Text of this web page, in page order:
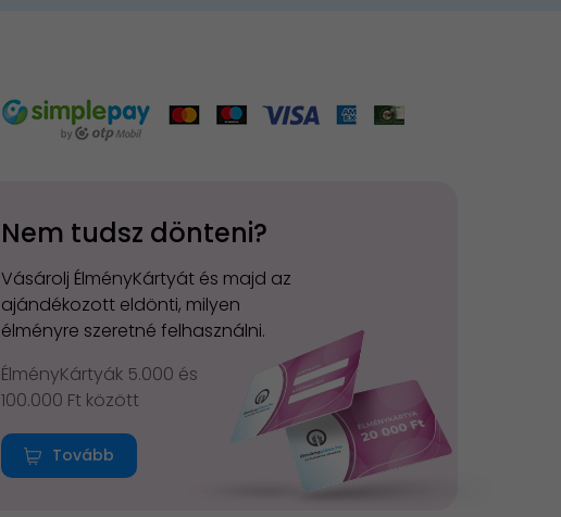
Nem tudsz dönteni?
Vásárolj ÉlményKártyát és majd az
ajándékozott eldönti, milyen
élményre szeretné felhasználni.
ÉlményKártyák 5.000 és
100.000 Ft között
Tovább